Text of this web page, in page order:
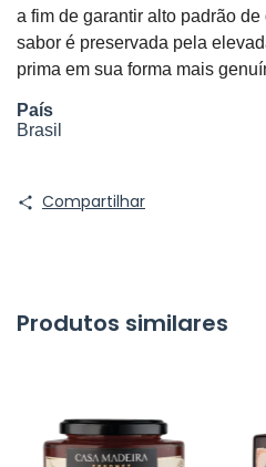
a fim de garantir alto padrão
sabor é preservada pela
prima em sua forma mais
País
Brasil
Compartilhar
Produtos similares